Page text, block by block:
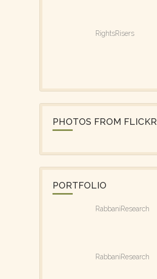
RightsRisers
PHOTOS FROM FLICKR
PORTFOLIO
RabbaniResearch
RabbaniResearch